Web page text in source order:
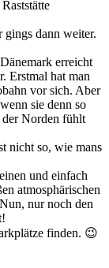
dann weiter.
erreicht
Erstmal hat man
vor sich. Aber
sie denn so
der Norden fühlt
nicht so, wie mans
und einfach
atmosphärischen
nur noch den
finden. 😉